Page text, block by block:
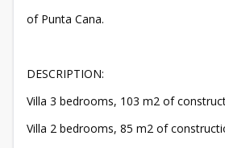
of Punta Cana.
DESCRIPTION:
Villa 3 bedrooms, 103 m2 of
Villa 2 bedrooms, 85 m2 of